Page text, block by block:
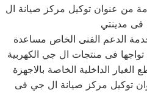
من عنوان توكيل مركز صيانة ال
مدينتي‏
الدعم الفنى الخاص مساعدة
فى منتجات ال جي الكهربية
الداخلية الخاصة بالاجهزة
توكيل مركز صيانة ال جي فى